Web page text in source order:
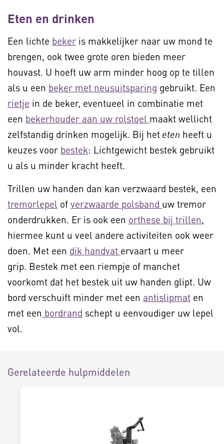
Eten en drinken
Een lichte beker is makkelijker naar uw mond te
brengen, ook twee grote oren bieden meer
houvast. U hoeft uw arm minder hoog op te tillen
als u een beker met neusuitsparing gebruikt. Een
rietje in de beker, eventueel in combinatie met
een bekerhouder aan uw rolstoel maakt wellicht
zelfstandig drinken mogelijk. Bij het eten heeft u
keuzes voor bestek: Lichtgewicht bestek gebruikt
u als u minder kracht heeft.
Trillen uw handen dan kan verzwaard bestek, een
tremorlepel of verzwaarde polsband uw tremor
onderdrukken. Er is ook een orthese bij trillen,
hiermee kunt u veel andere activiteiten ook weer
doen. Met een dik handvat ervaart u meer
grip. Bestek met een riempje of manchet
voorkomt dat het bestek uit uw handen glipt. Uw
bord verschuift minder met een antislipmat en
met een bordrand schept u eenvoudiger uw lepel
vol.
Gerelateerde hulpmiddelen